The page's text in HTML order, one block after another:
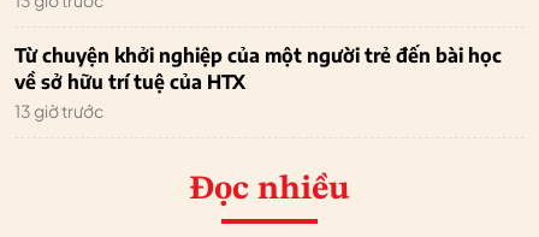
Từ chuyện khởi nghiệp của một người trẻ đến bài học
về sở hữu trí tuệ của HTX
13 giờ trước
Đọc nhiều